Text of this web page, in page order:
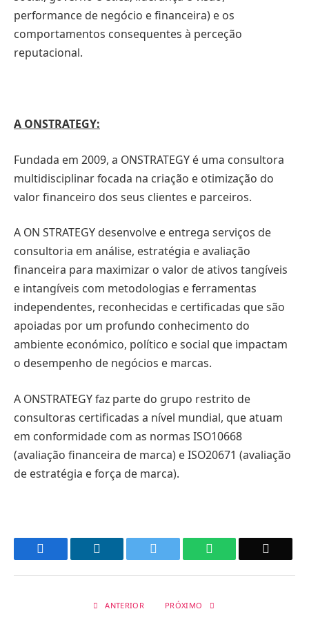
performance de negócio e financeira) e os
comportamentos consequentes à perceção
reputacional.
A ONSTRATEGY:
Fundada em 2009, a ONSTRATEGY é uma consultora
multidisciplinar focada na criação e otimização do
valor financeiro dos seus clientes e parceiros.
A ON STRATEGY desenvolve e entrega serviços de
consultoria em análise, estratégia e avaliação
financeira para maximizar o valor de ativos tangíveis
e intangíveis com metodologias e ferramentas
independentes, reconhecidas e certificadas que são
apoiadas por um profundo conhecimento do
ambiente económico, político e social que impactam
o desempenho de negócios e marcas.
A ONSTRATEGY faz parte do grupo restrito de
consultoras certificadas a nível mundial, que atuam
em conformidade com as normas ISO10668
(avaliação financeira de marca) e ISO20671 (avaliação
de estratégia e força de marca).
WhatsApp
ANTERIOR PRÓXIMO